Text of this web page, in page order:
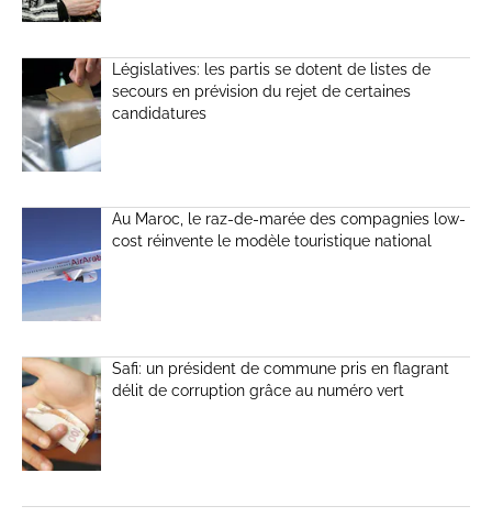
Législatives: les partis se dotent de listes de
secours en prévision du rejet de certaines
candidatures
Au Maroc, le raz-de-marée des compagnies low-
cost réinvente le modèle touristique national
Safi: un président de commune pris en flagrant
délit de corruption grâce au numéro vert